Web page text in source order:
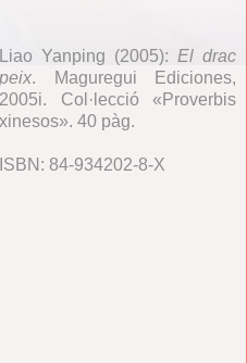
Liao Yanping (2005): El drac
peix. Maguregui Ediciones,
2005i. Col·lecció «Proverbis
xinesos». 40 pàg.
ISBN: 84-934202-8-X